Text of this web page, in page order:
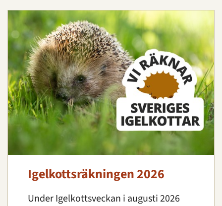
Igelkottsräkningen 2026
Under Igelkottsveckan i augusti 2026